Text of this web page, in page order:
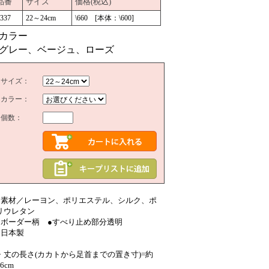
22～24cm \660 [本体：\600]
ラー
レー、ベージュ、ローズ
サイズ：
カラー：
個数：
材／レーヨン、ポリエステル、シルク、ポ
ウレタン
ーダー柄 ●すべり止め部分透明
本製
丈の長さ(カカトから足首までの置き寸)=約